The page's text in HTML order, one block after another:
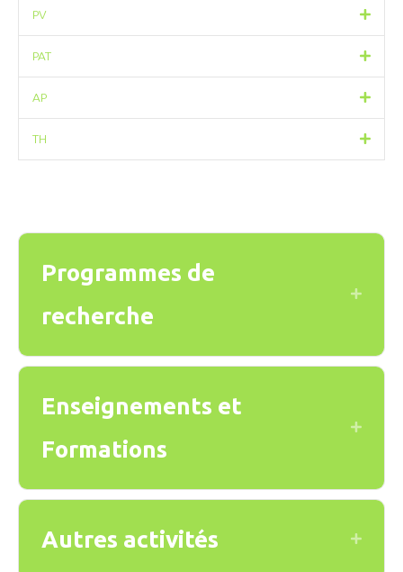
PV
PAT
AP
TH
Programmes de
recherche
Expand
Enseignements et
Formations
Expand
Autres activités Expand